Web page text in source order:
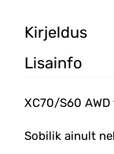
Kirjeldus
Lisainfo
XC70/S60
Sobilik ainult